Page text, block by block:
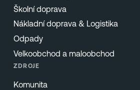
Školní doprava
Nákladní doprava & Logistika
Odpady
Velkoobchod a maloobchod
ZDROJE
Komunita